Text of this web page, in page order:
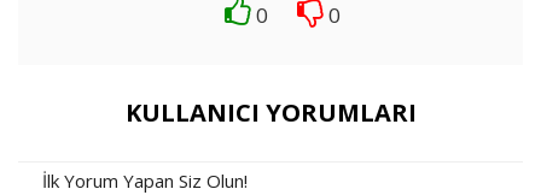
0 0
KULLANICI YORUMLARI
İlk Yorum Yapan Siz Olun!